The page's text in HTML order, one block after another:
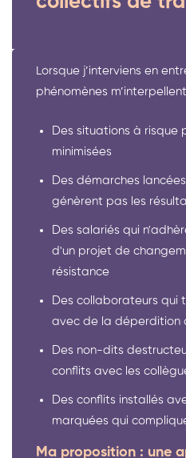
Lorsque j’interviens en
phénomènes
Des situations à risque
minimisées
Des démarches
génèrent pas les
Des salariés qui
d'un projet de
résistance
Des collaborateurs qui
avec de la déperdition
Des non-dits
conflits avec les
Des conflits installés
marquées qui
Ma proposition : une